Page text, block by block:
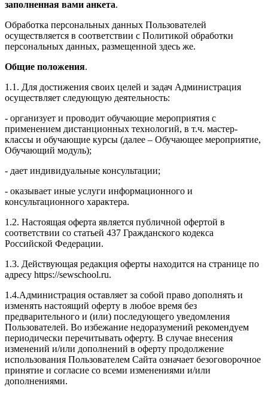
заполненная вами анкета.
Обработка персональных данных Пользователей
осуществляется в соответствии с Политикой обработки
персональных данных, размещенной здесь же.
Общие положения.
1.1. Для достижения своих целей и задач Администрация
осуществляет следующую деятельность:
- организует и проводит обучающие мероприятия с
применением дистанционных технологий, в т.ч. мастер-
классы и обучающие курсы (далее – Обучающее мероприятие,
Обучающий модуль);
- дает индивидуальные консультации;
- оказывает иные услуги информационного и
консультационного характера.
1.2. Настоящая оферта является публичной офертой в
соответствии со статьей 437 Гражданского кодекса
Российской Федерации.
1.3. Действующая редакция оферты находится на странице по
адресу https://sewschool.ru.
1.4.Администрация оставляет за собой право дополнять и
изменять настоящий оферту в любое время без
предварительного и (или) последующего уведомления
Пользователей. Во избежание недоразумений рекомендуем
периодически перечитывать оферту. В случае внесения
изменений и/или дополнений в оферту продолжение
использования Пользователем Сайта означает безоговорочное
принятие и согласие со всеми изменениями и/или
дополнениями.